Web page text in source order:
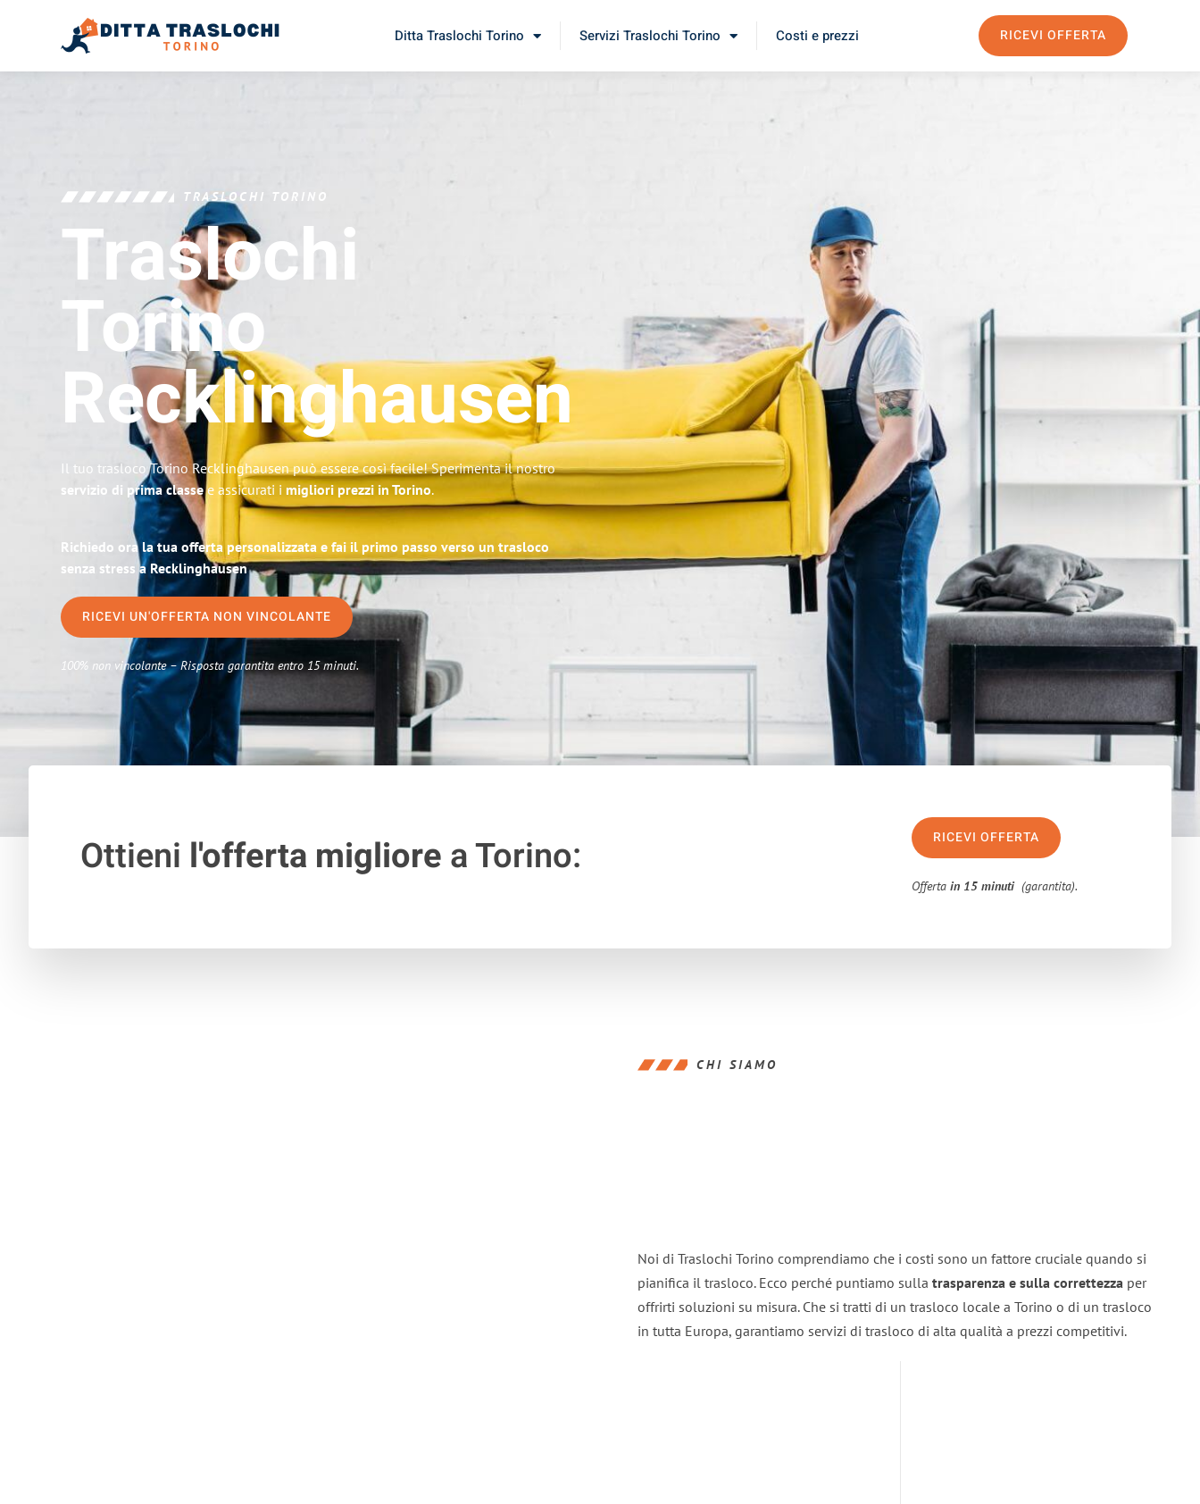
Ditta Traslochi Torino Servizi Traslochi Torino Costi e prezzi RICEVI OFFERTA
TRASLOCHI TORINO
Traslochi
Torino
Recklinghausen
Il tuo trasloco Torino Recklinghausen può essere così facile! Sperimenta il nostro
servizio di prima classee assicurati i migliori prezzi in Torino.
Richiedo ora la tua offerta personalizzata e fai il primo passo verso un trasloco
senza stress a Recklinghausen
RICEVI UN'OFFERTA NON VINCOLANTE
100% non vincolante – Risposta garantita entro 15 minuti.
Ottieni l'offerta migliorea Torino: RICEVI OFFERTA
Offertain 15 minuti (garantita).
CHI SIAMO
Noi di Traslochi Torino comprendiamo che i costi sono un fattore cruciale quando si
pianifica il trasloco. Ecco perché puntiamo sulla trasparenza e sulla correttezza per
offrirti soluzioni su misura. Che si tratti di un trasloco locale a Torino o di un trasloco
in tutta Europa, garantiamo servizi di trasloco di alta qualità a prezzi competitivi.